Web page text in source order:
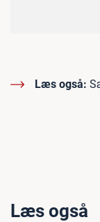
Læs også:
Læs også